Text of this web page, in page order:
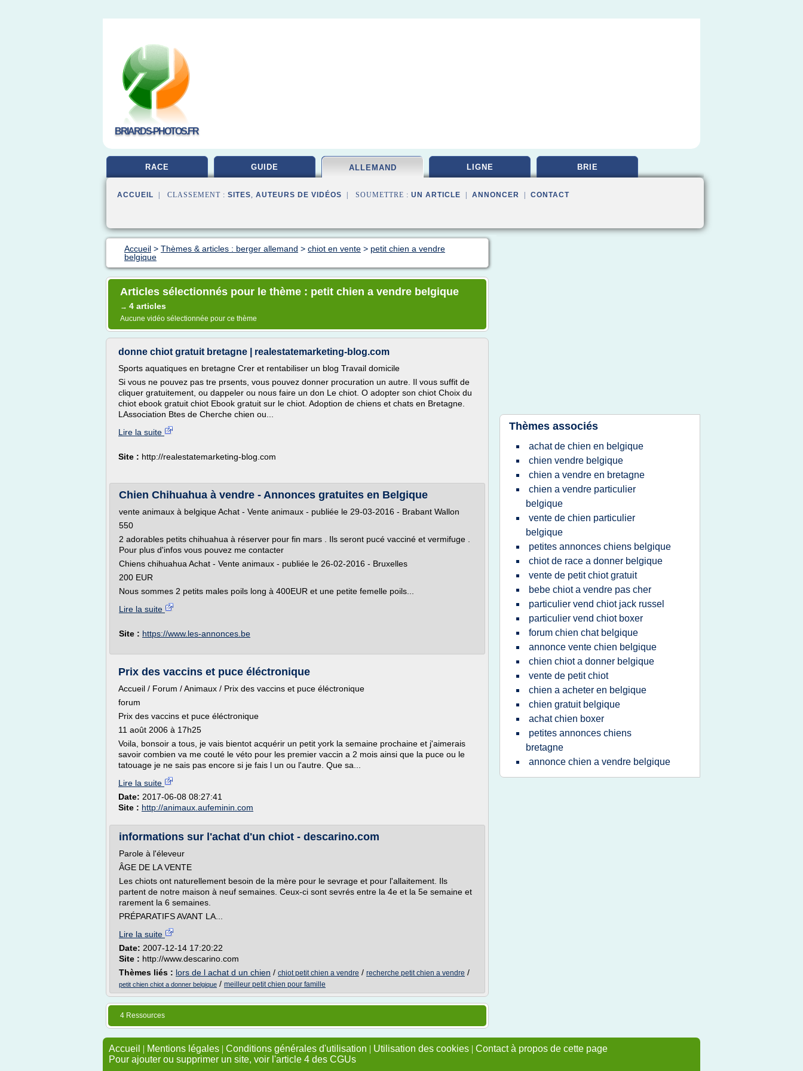
BRIARDS-PHOTOS.FR
RACE GUIDE ALLEMAND LIGNE BRIE
ACCUEIL | CLASSEMENT : SITES, AUTEURS DE VIDÉOS | SOUMETTRE : UN ARTICLE ANNONCER CONTACT
Accueil > Thèmes & articles : berger allemand > chiot en vente > petit chien a vendre
belgique
Articles sélectionnés pour le thème : petit chien a vendre belgique
→ 4 articles
Aucune vidéo sélectionnée pour ce thème
donne chiot gratuit bretagne | realestatemarketing-blog.com
Sports aquatiques en bretagne Crer et rentabiliser un blog Travail domicile
Si vous ne pouvez pas tre prsents, vous pouvez donner procuration un autre. Il vous suffit de
cliquer gratuitement, ou dappeler ou nous faire un don Le chiot. O adopter son chiot Choix du
chiot ebook gratuit chiot Ebook gratuit sur le chiot. Adoption de chiens et chats en Bretagne.
LAssociation Btes de Cherche chien ou...
Lire la suite
Site : http://realestatemarketing-blog.com
Chien Chihuahua à vendre - Annonces gratuites en Belgique
vente animaux à belgique Achat - Vente animaux - publiée le 29-03-2016 - Brabant Wallon
550
2 adorables petits chihuahua à réserver pour fin mars . Ils seront pucé vacciné et vermifuge .
Pour plus d'infos vous pouvez me contacter
Chiens chihuahua Achat - Vente animaux - publiée le 26-02-2016 - Bruxelles
200 EUR
Nous sommes 2 petits males poils long à 400EUR et une petite femelle poils...
Lire la suite
Site : https://www.les-annonces.be
Prix des vaccins et puce éléctronique
Accueil / Forum / Animaux / Prix des vaccins et puce éléctronique
forum
Prix des vaccins et puce éléctronique
11 août 2006 à 17h25
Voila, bonsoir a tous, je vais bientot acquérir un petit york la semaine prochaine et j'aimerais
savoir combien va me couté le véto pour les premier vaccin a 2 mois ainsi que la puce ou le
tatouage je ne sais pas encore si je fais l un ou l'autre. Que sa...
Lire la suite
Date: 2017-06-08 08:27:41
Site : http://animaux.aufeminin.com
informations sur l'achat d'un chiot - descarino.com
Parole à l'éleveur
ÂGE DE LA VENTE
Les chiots ont naturellement besoin de la mère pour le sevrage et pour l'allaitement. Ils
partent de notre maison à neuf semaines. Ceux-ci sont sevrés entre la 4e et la 5e semaine et
rarement la 6 semaines.
PRÉPARATIFS AVANT LA...
Lire la suite
Date: 2007-12-14 17:20:22
Site : http://www.descarino.com
Thèmes liés : lors de l achat d un chien / chiot petit chien a vendre / recherche petit chien a vendre /
petit chien chiot a donner belgique / meilleur petit chien pour famille
4 Ressources
Thèmes associés
achat de chien en belgique
chien vendre belgique
chien a vendre en bretagne
chien a vendre particulier
belgique
vente de chien particulier
belgique
petites annonces chiens belgique
chiot de race a donner belgique
vente de petit chiot gratuit
bebe chiot a vendre pas cher
particulier vend chiot jack russel
particulier vend chiot boxer
forum chien chat belgique
annonce vente chien belgique
chien chiot a donner belgique
vente de petit chiot
chien a acheter en belgique
chien gratuit belgique
achat chien boxer
petites annonces chiens
bretagne
annonce chien a vendre belgique
Accueil | Mentions légales | Conditions générales d'utilisation | Utilisation des cookies | Contact à propos de cette page
Pour ajouter ou supprimer un site, voir l'article 4 des CGUs